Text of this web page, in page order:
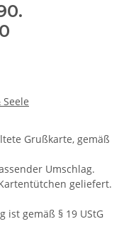
Grußkarte, gemäß
Umschlag.
geliefert.
ist gemäß § 19 UStG